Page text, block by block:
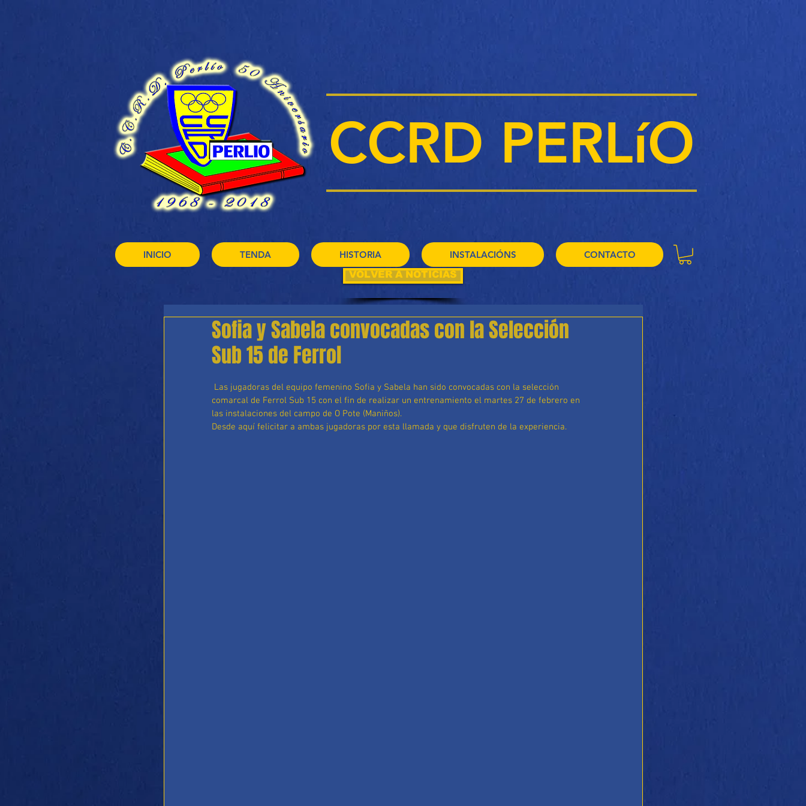
CCRD PERLíO
INICIO TENDA HISTORIA INSTALACIÓNS CONTACTO
VOLVER A NOTICIAS
Sofia y Sabela convocadas con la Selección
Sub 15 de Ferrol
comarcal de Ferrol Sub 15 con el fin de realizar un entrenamiento el martes 27 de febrero en
las instalaciones del campo de O Pote (Maniños).
Desde aquí felicitar a ambas jugadoras por esta llamada y que disfruten de la experiencia.